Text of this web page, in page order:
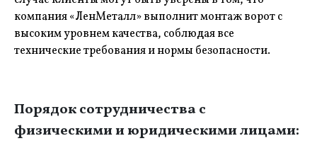
компания «ЛенМеталл» выполнит монтаж ворот с
высоким уровнем качества, соблюдая все
технические требования и нормы безопасности.
Порядок сотрудничества с
физическими и юридическими лицами: